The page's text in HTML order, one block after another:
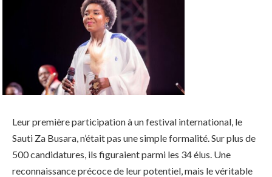
Leur première participation à un festival international, le
Sauti Za Busara, n’était pas une simple formalité. Sur plus de
500 candidatures, ils figuraient parmi les 34 élus. Une
reconnaissance précoce de leur potentiel, mais le véritable